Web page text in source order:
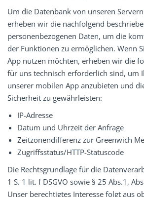
Um die Datenbank von unseren
erheben wir die nachfolgend
personenbezogenen Daten, um die
der Funktionen zu ermöglichen. Wenn
App nutzen möchten, erheben wir die
für uns technisch erforderlich sind, um
unserer mobilen App anzubieten und
Sicherheit zu gewährleisten:
IP-Adresse
Datum und Uhrzeit der Anfrage
Zeitzonendifferenz zur Greenwich
Zugriffsstatus/HTTP-Statuscode
Die Rechtsgrundlage für die
1 S. 1 lit. f DSGVO sowie § 25 Abs.1,
Unser berechtigtes Interesse folgt aus